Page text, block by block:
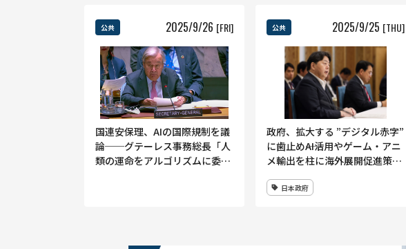
公共 2025/9/26 [FRI]
国連安保理、AIの国際規制を議
論──グテーレス事務総長「人
類の運命をアルゴリズムに委ね
公共 2025/9/25 [THU]
政府、拡大する ”デジタル赤字”
に歯止め――AI活用やゲーム・アニ
メ輸出を柱に海外展開促進策を
日本政府